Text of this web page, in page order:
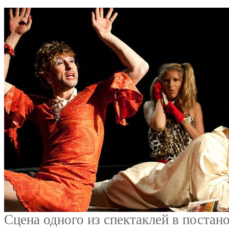
Сцена одного из спектаклей в